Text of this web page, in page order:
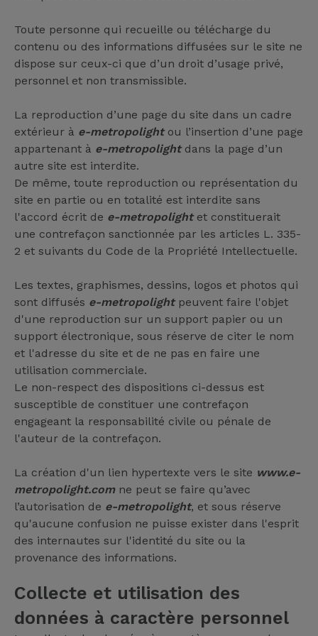
Toute personne qui recueille ou télécharge du
contenu ou des informations diffusées sur le site ne
dispose sur ceux-ci que d’un droit d’usage privé,
personnel et non transmissible.
La reproduction d’une page du site dans un cadre
extérieur à e-metropolight ou l’insertion d’une page
appartenant à e-metropolightdans la page d’un
autre site est interdite.
De même, toute reproduction ou représentation du
site en partie ou en totalité est interdite sans
l'accord écrit de e-metropolightet constituerait
une contrefaçon sanctionnée par les articles L. 335-
2 et suivants du Code de la Propriété Intellectuelle.
Les textes, graphismes, dessins, logos et photos qui
sont diffusés e-metropolightpeuvent faire l'objet
d'une reproduction sur un support papier ou un
support électronique, sous réserve de citer le nom
et l'adresse du site et de ne pas en faire une
utilisation commerciale.
Le non-respect des dispositions ci-dessus est
susceptible de constituer une contrefaçon
engageant la responsabilité civile ou pénale de
l'auteur de la contrefaçon.
La création d'un lien hypertexte vers le site www.e-
metropolight.comne peut se faire qu’avec
l’autorisation de e-metropolight, et sous réserve
qu'aucune confusion ne puisse exister dans l'esprit
des internautes sur l'identité du site ou la
provenance des informations.
Collecte et utilisation des
données à caractère personnel